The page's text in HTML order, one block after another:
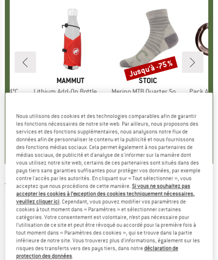
Bag
)
MARQUE
MAMMUT
Article
Lithium Add-On Bottle Holder
4,3(12)
MARQUE
STOIC
Article
Merino MTB Quarter Socks
4,99 €
+1
4,7(80)
Remise
Jusqu'à -75 %
Article
Pack
TOPEAK - VersaMount (2er Set) - Porte-bidon
(0)
Nous utilisons des cookies et des technologies comparables afin de garantir
les fonctions nécessaires de notre site web. Par ailleurs, nous proposons des
services et des fonctions supplémentaires, nous analysons notre flux de
données afin de personnaliser le contenu et la publicité et nous fournissons
des fonctions médias sociaux. Cela permet également à nos partenaires de
médias sociaux, de publicité et d'analyse de s'informer sur la manière dont
vous utilisez notre site web; certains de ces partenaires sont situés dans des
pays tiers sans garanties suffisantes pour protéger vos données, par exemple
contre l'accès par les autorités. En cliquant sur « Tout sélectionner », vous
acceptez que nous procédions de cette manière.Si vous ne souhaitez pas
accepter les cookies à l’exception des cookies techniquement nécessaires,
veuillez cliquer ici. Cependant, vous pouvez modifier vos paramètres de
cookies à tout moment dans « Paramètres » et sélectionner certaines
catégories. Votre consentement est volontaire, n’est pas nécessaire pour
l’utilisation de ce site et peut être révoqué ou accordé pour la première fois à
tout moment dans « Paramètres des cookies », qui se trouve dans la partie
inférieure de notre site. Vous trouverez plus d'informations, également sur les
risques des transferts vers des pays tiers, dans notredéclaration de
protection des données.